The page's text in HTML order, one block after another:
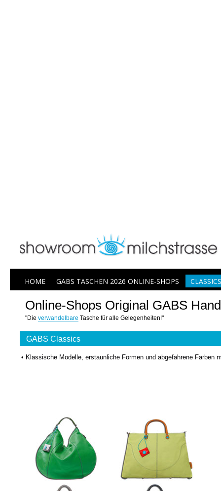
HOME GABS TASCHEN 2026 ONLINE-SHOPS
Online-Shops Original GABS
"Die verwandelbare Tasche für alle Gelegenheiten!"
GABS Classics
• Klassische Modelle, erstaunliche Formen und abgefahrene Farben